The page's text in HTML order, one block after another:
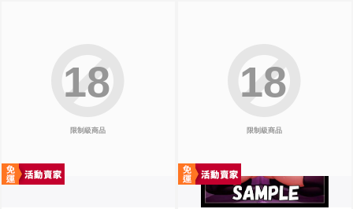
限制級商品
18
限制級商品
18